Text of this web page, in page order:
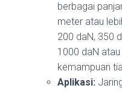
berbagai
meter atau
200 daN, 350
1000 daN atau
kemampuan
Aplikasi: